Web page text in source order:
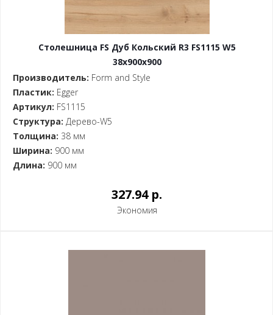
Столешница FS Дуб Кольский R3 FS1115 W5
38x900x900
Производитель: Form and Style
Пластик: Egger
Артикул: FS1115
Структура: Дерево-W5
Толщина: 38 мм
Ширина: 900 мм
Длина: 900 мм
327.94 p.
Экономия